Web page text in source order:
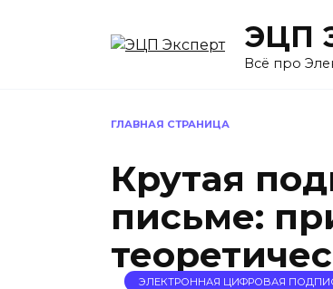
ЭЦП
Всё про
ГЛАВНАЯ СТРАНИЦА
Крутая
письме:
ЭЛЕКТРОННАЯ ЦИФРОВАЯ